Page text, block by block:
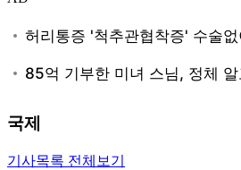
국제
기사목록 전체보기